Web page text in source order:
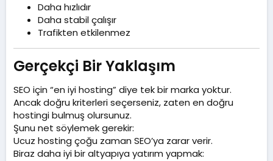
Daha hızlıdır
Daha stabil çalışır
Trafikten etkilenmez
Gerçekçi Bir Yaklaşım​
SEO için “en iyi hosting” diye tek bir marka yoktur.
Ancak doğru kriterleri seçerseniz, zaten en doğru
hostingi bulmuş olursunuz.
Şunu net söylemek gerekir:
Ucuz hosting çoğu zaman SEO’ya zarar verir.
Biraz daha iyi bir altyapıya yatırım yapmak: